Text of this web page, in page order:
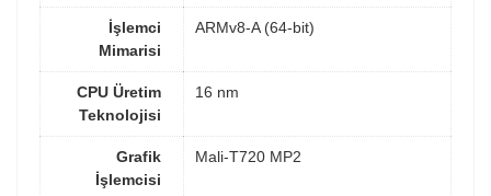
İşlemci
Mimarisi
ARMv8-A (64-bit)
CPU Üretim
Teknolojisi
16 nm
Grafik
İşlemcisi
Mali-T720 MP2